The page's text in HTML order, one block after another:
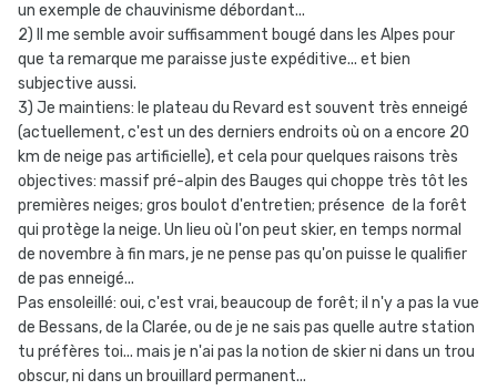
un exemple de chauvinisme débordant...
2) Il me semble avoir suffisamment bougé dans les Alpes pour
que ta remarque me paraisse juste expéditive... et bien
subjective aussi.
3) Je maintiens: le plateau du Revard est souvent très enneigé
(actuellement, c'est un des derniers endroits où on a encore 20
km de neige pas artificielle), et cela pour quelques raisons très
objectives: massif pré-alpin des Bauges qui choppe très tôt les
premières neiges; gros boulot d'entretien; présence de la forêt
qui protège la neige. Un lieu où l'on peut skier, en temps normal
de novembre à fin mars, je ne pense pas qu'on puisse le qualifier
de pas enneigé...
Pas ensoleillé: oui, c'est vrai, beaucoup de forêt; il n'y a pas la vue
de Bessans, de la Clarée, ou de je ne sais pas quelle autre station
tu préfères toi... mais je n'ai pas la notion de skier ni dans un trou
obscur, ni dans un brouillard permanent...